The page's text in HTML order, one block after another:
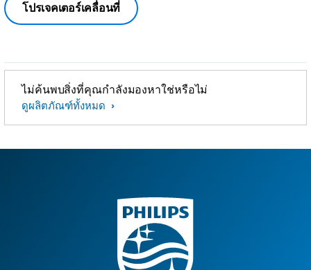
โปรเจคเตอร์เคลื่อนที่
ไม่ค้นพบสิ่งที่คุณกำลังมองหาใช่หรือไม่
ดูผลิตภัณฑ์ทั้งหมด